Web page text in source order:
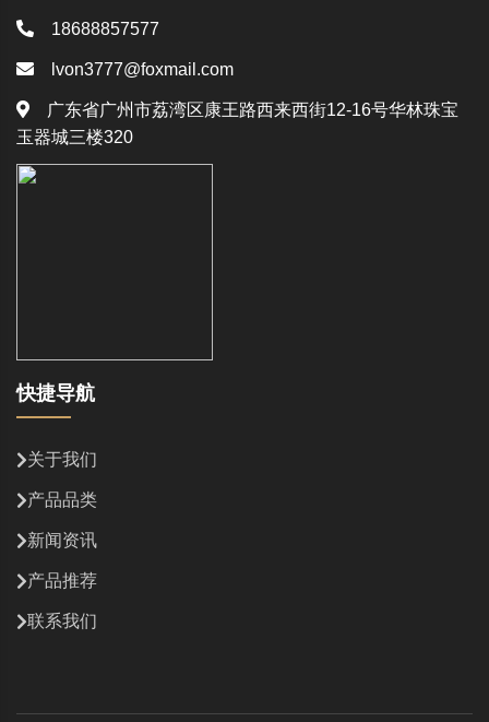
18688857577
lvon3777@foxmail.com
广东省广州市荔湾区康王路西来西街12-16号华林珠宝
玉器城三楼320
快捷导航
关于我们
产品品类
新闻资讯
产品推荐
联系我们